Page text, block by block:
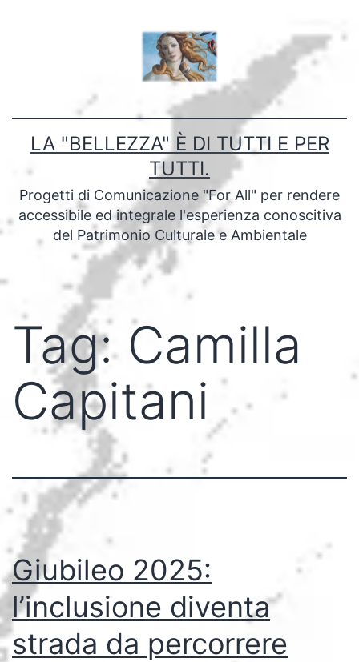
LA "BELLEZZA" È DI TUTTI E PER
TUTTI.
Progetti di Comunicazione "For All" per rendere
accessibile ed integrale l'esperienza conoscitiva
del Patrimonio Culturale e Ambientale
Tag: Camilla
Capitani
Giubileo 2025:
l’inclusione diventa
strada da percorrere